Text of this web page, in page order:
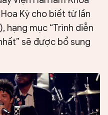
Kỳ cho biết từ lần
hạng mục “Trình diễn
sẽ được bổ sung